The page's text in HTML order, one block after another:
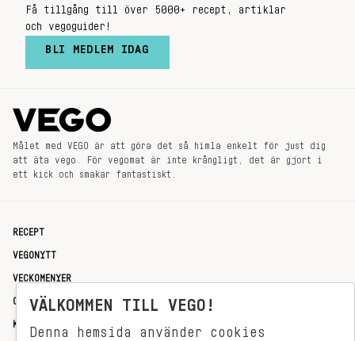
Få tillgång till över 5000+ recept, artiklar
och vegoguider!
BLI MEDLEM IDAG
Målet med VEGO är att göra det så himla enkelt för just dig
att äta vego. För vegomat är inte krångligt, det är gjort i
ett kick och smakar fantastiskt.
RECEPT
VEGONYTT
VECKOMENYER
OM OSS
KONTAKT
VÄLKOMMEN TILL VEGO!
Denna hemsida använder cookies